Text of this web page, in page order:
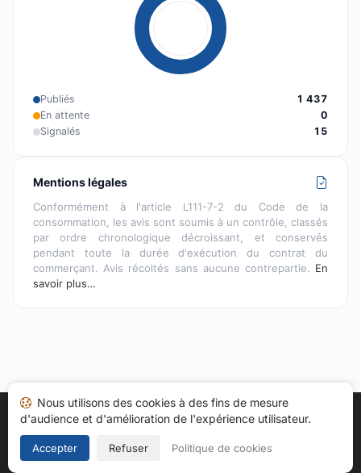
Publiés
1 437
En attente
0
Signalés
15
Mentions légales
Conformément à l'article L111-7-2 du Code de la
consommation, les avis sont soumis à un contrôle, classés
par ordre chronologique décroissant, et conservés
pendant toute la durée d'exécution du contrat du
commerçant. Avis récoltés sans aucune contrepartie. En
savoir plus…
Accueil Mes avis Catégories CGU
Cookies
Politique de confidentialité
Copyright © 2026
Nous utilisons des cookies à des fins de mesure
d'audience et d'amélioration de l'expérience utilisateur.
Accepter Refuser Politique de cookies